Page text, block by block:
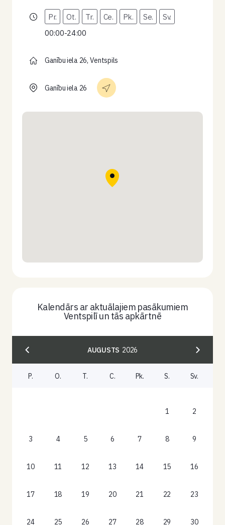
Pr. Ot. Tr. Ce. Pk. Se.
Sv.
00:00-24:00
Ganību iela 26, Ventspils
Ganību iela 26
Kalendārs ar aktuālajiem pasākumiem
Ventspilī un tās apkārtnē
AUGUSTS 2026
P. O. T. C. Pk. S. Sv.
1 2
3 4 5 6 7 8 9
10 11 12 13 14 15 16
17 18 19 20 21 22 23
24 25 26 27 28 29 30